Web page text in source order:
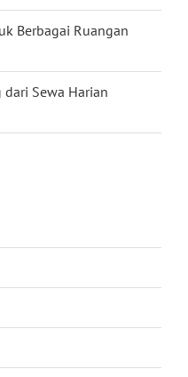
Berbagai Ruangan
dari Sewa Harian